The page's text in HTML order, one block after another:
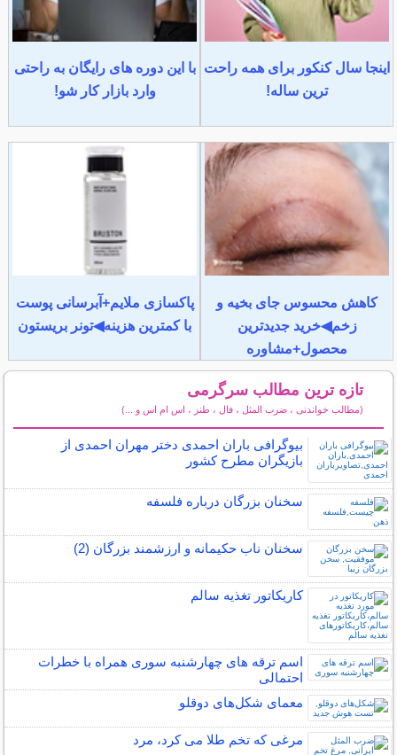
اینجا سال کنکور برای همه راحت
ترین ساله!
با این دوره های رایگان به راحتی
وارد بازار کار شو!
کاهش محسوس جای بخیه و
زخم◀خرید جدیدترین
محصول+مشاوره
پاکسازی ملایم+آبرسانی پوست
با کمترین هزینه◀تونر بریستون
تازه ترین مطالب سرگرمی
(مطالب خواندنی ، ضرب المثل ، فال ، طنز ، اس ام اس و ...)
بیوگرافی باران احمدی دختر مهران احمدی از
بازیگران مطرح کشور
سخنان بزرگان درباره فلسفه
سخنان ناب حکیمانه و ارزشمند بزرگان (2)
کاریکاتور تغذیه سالم
اسم ترقه های چهارشنبه سوری همراه با خطرات
احتمالی
معمای شکل‌های دوقلو
مرغی که تخم طلا می کرد، مرد